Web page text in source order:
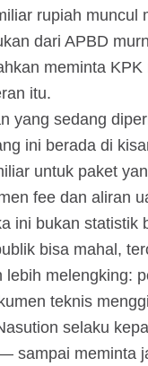
rupiah muncul
dari APBD
meminta
itu.
yang sedang
ini berada di
untuk paket
fee dan aliran
ini bukan statistik
bisa mahal,
melengking:
teknis
selaku
sampai meminta